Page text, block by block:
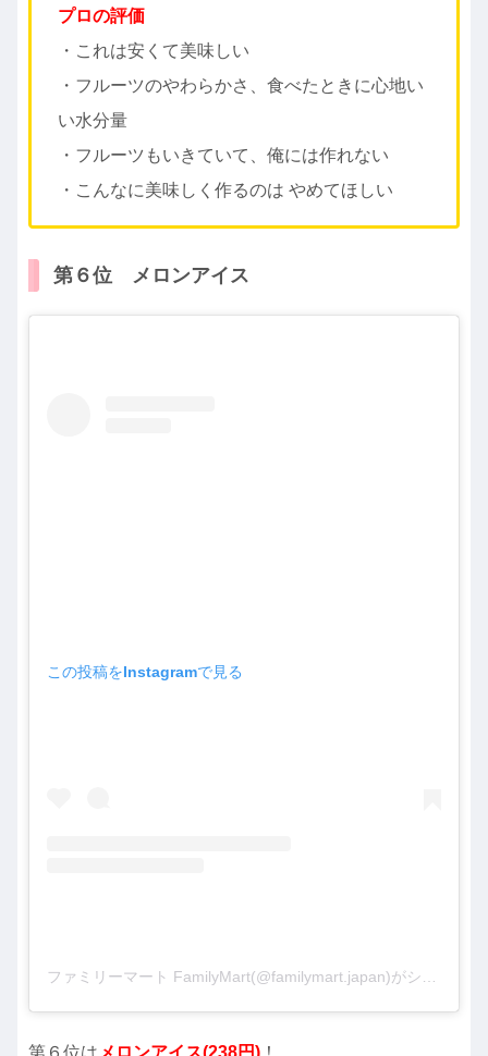
プロの評価
・これは安くて美味しい
・フルーツのやわらかさ、食べたときに心地い
い水分量
・フルーツもいきていて、俺には作れない
・こんなに美味しく作るのは やめてほしい
第６位 メロンアイス
この投稿をInstagramで見る
第６位は メロンアイス(238円) ！